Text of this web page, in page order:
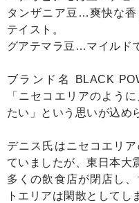
タンザニア豆…爽快な
テイスト。
グアテマラ豆…マイルド
ブランド名 BLACK
「ニセコエリアのよう
たい」という思いが込め
デニス氏はニセコエリ
ていましたが、東日本大
多くの飲食店が閉店し
トエリアは閑散としてし